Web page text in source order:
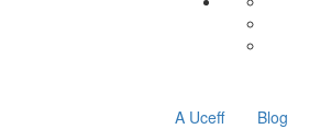
A Uceff
Blog